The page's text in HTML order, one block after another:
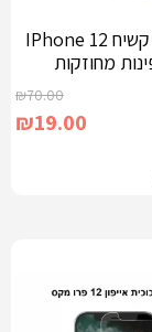
מגן אחורי קשיח IPhone 12
₪70.00
₪19.00